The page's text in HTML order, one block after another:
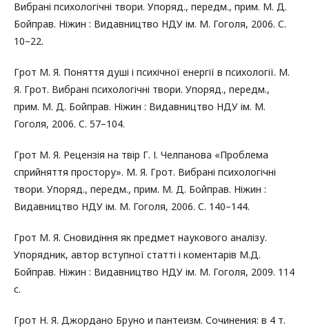
Вибрані психологічні твори. Упоряд., передм., прим. М. Д.
Бойправ. Ніжин : Видавництво НДУ ім. М. Гоголя, 2006. C.
10–22.
Грот М. Я. Поняття душі і психічної енергії в психології. М.
Я. Грот. Вибрані психологічні твори. Упоряд., передм.,
прим. М. Д. Бойправ. Ніжин : Видавництво НДУ ім. М.
Гоголя, 2006. C. 57–104.
Грот М. Я. Рецензія на твір Г. І. Челпанова «Проблема
сприйняття простору». М. Я. Грот. Вибрані психологічні
твори. Упоряд., передм., прим. М. Д. Бойправ. Ніжин :
Видавництво НДУ ім. М. Гоголя, 2006. C. 140–144.
Грот М. Я. Сновидіння як предмет наукового аналізу.
Упорядник, автор вступної статті і коментарів М.Д.
Бойправ. Ніжин : Видавництво НДУ ім. М. Гоголя, 2009. 114
c.
Грот Н. Я. Джордано Бруно и пантеизм. Сочинения: в 4 т.